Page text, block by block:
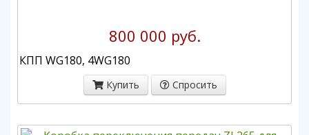
800 000 руб.
КПП WG180, 4WG180
Купить Спросить